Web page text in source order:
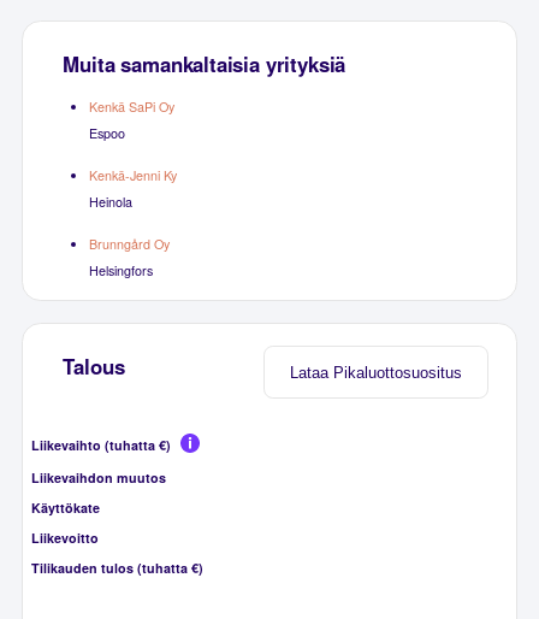
Muita samankaltaisia yrityksiä
Kenkä SaPi Oy
Espoo
Kenkä-Jenni Ky
Heinola
Brunngård Oy
Helsingfors
Lataa Pikaluottosuositus
Talous
Liikevaihto (tuhatta €)
Liikevaihdon muutos
Käyttökate
Liikevoitto
Tilikauden tulos (tuhatta €)